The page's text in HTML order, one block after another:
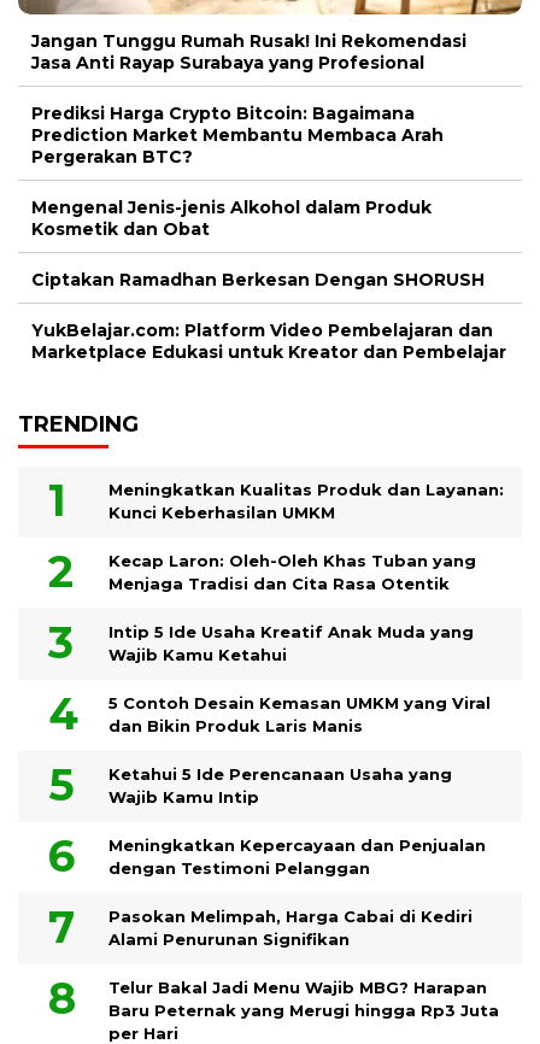
Jangan Tunggu Rumah Rusak! Ini Rekomendasi
Jasa Anti Rayap Surabaya yang Profesional
Prediksi Harga Crypto Bitcoin: Bagaimana
Prediction Market Membantu Membaca Arah
Pergerakan BTC?
Mengenal Jenis-jenis Alkohol dalam Produk
Kosmetik dan Obat
Ciptakan Ramadhan Berkesan Dengan SHORUSH
YukBelajar.com: Platform Video Pembelajaran dan
Marketplace Edukasi untuk Kreator dan Pembelajar
TRENDING
Meningkatkan Kualitas Produk dan Layanan:
Kunci Keberhasilan UMKM
Kecap Laron: Oleh-Oleh Khas Tuban yang
Menjaga Tradisi dan Cita Rasa Otentik
Intip 5 Ide Usaha Kreatif Anak Muda yang
Wajib Kamu Ketahui
5 Contoh Desain Kemasan UMKM yang Viral
dan Bikin Produk Laris Manis
Ketahui 5 Ide Perencanaan Usaha yang
Wajib Kamu Intip
Meningkatkan Kepercayaan dan Penjualan
dengan Testimoni Pelanggan
Pasokan Melimpah, Harga Cabai di Kediri
Alami Penurunan Signifikan
Telur Bakal Jadi Menu Wajib MBG? Harapan
Baru Peternak yang Merugi hingga Rp3 Juta
per Hari